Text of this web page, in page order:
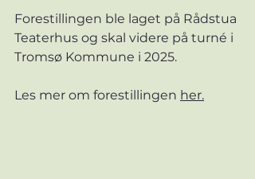
Forestillingen ble laget på Rådstua
Teaterhus og skal videre på turné i
Tromsø Kommune i 2025.
Les mer om forestillingen her.